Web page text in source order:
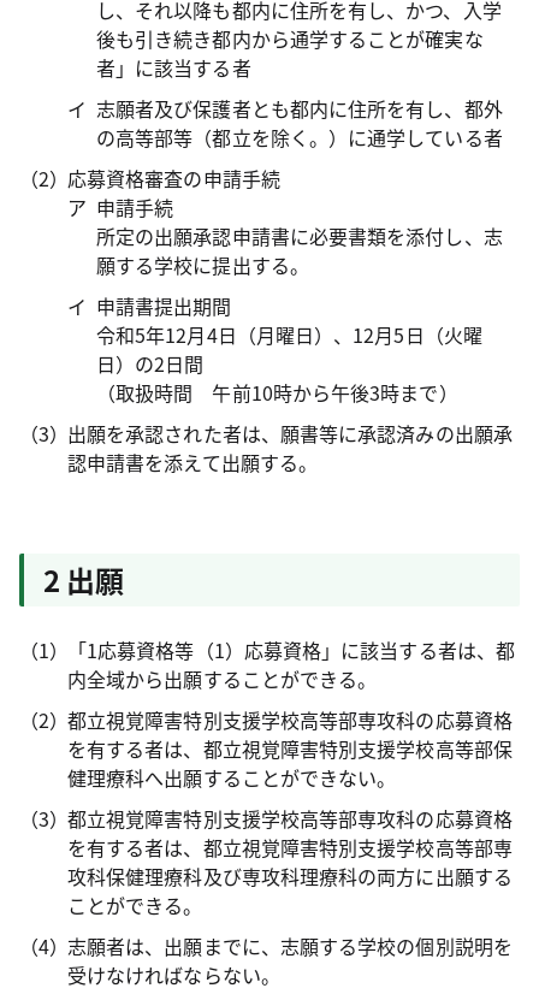
し、それ以降も都内に住所を有し、かつ、入学
後も引き続き都内から通学することが確実な
者」に該当する者
志願者及び保護者とも都内に住所を有し、都外
の高等部等（都立を除く。）に通学している者
応募資格審査の申請手続
申請手続
所定の出願承認申請書に必要書類を添付し、志
願する学校に提出する。
申請書提出期間
令和5年12月4日（月曜日）、12月5日（火曜
日）の2日間
（取扱時間 午前10時から午後3時まで）
出願を承認された者は、願書等に承認済みの出願承
認申請書を添えて出願する。
2 出願
「1応募資格等（1）応募資格」に該当する者は、都
内全域から出願することができる。
都立視覚障害特別支援学校高等部専攻科の応募資格
を有する者は、都立視覚障害特別支援学校高等部保
健理療科へ出願することができない。
都立視覚障害特別支援学校高等部専攻科の応募資格
を有する者は、都立視覚障害特別支援学校高等部専
攻科保健理療科及び専攻科理療科の両方に出願する
ことができる。
志願者は、出願までに、志願する学校の個別説明を
受けなければならない。